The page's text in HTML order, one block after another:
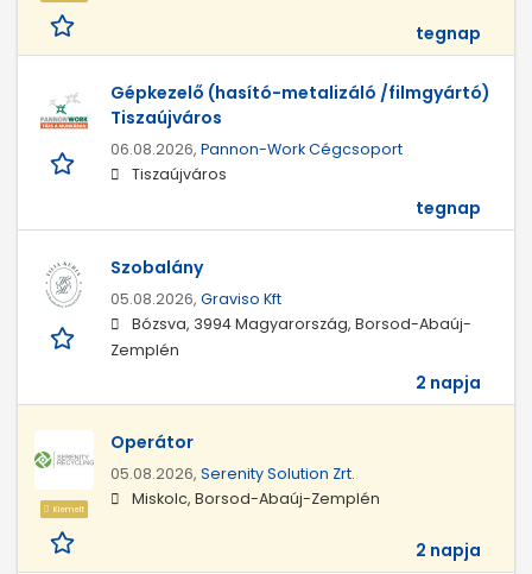
tegnap
Gépkezelő (hasító-metalizáló /filmgyártó)
Tiszaújváros
06.08.2026, Pannon-Work Cégcsoport
Tiszaújváros
tegnap
Szobalány
05.08.2026, Graviso Kft
Bózsva, 3994 Magyarország, Borsod-Abaúj-
Zemplén
2 napja
Kiemelt
Operátor
05.08.2026, Serenity Solution Zrt.
Miskolc, Borsod-Abaúj-Zemplén
2 napja